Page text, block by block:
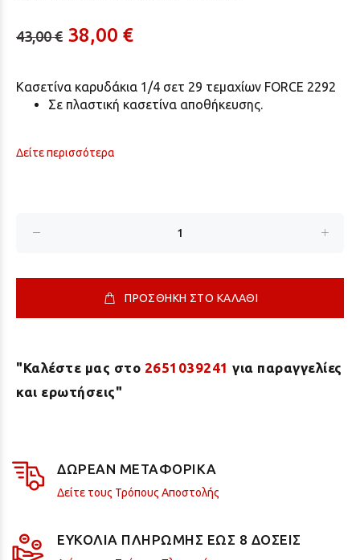
43,00 € 38,00 €
Κασετίνα καρυδάκια 1/4 σετ 29 τεμαχίων FORCE 2292
Σε πλαστική κασετίνα αποθήκευσης.
Δείτε περισσότερα
ΠΡΟΣΘΗΚΗ ΣΤΟ ΚΑΛΑΘΙ
"Καλέστε μας στο 2651039241 για παραγγελίες
και ερωτήσεις"
ΔΩΡΕΑΝ ΜΕΤΑΦΟΡΙΚΑ
Δείτε τους Τρόπους Αποστολής
ΕΥΚΟΛΙΑ ΠΛΗΡΩΜΗΣ ΕΩΣ 8 ΔΟΣΕΙΣ